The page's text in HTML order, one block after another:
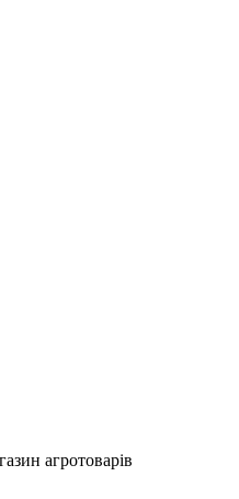
агротоварів